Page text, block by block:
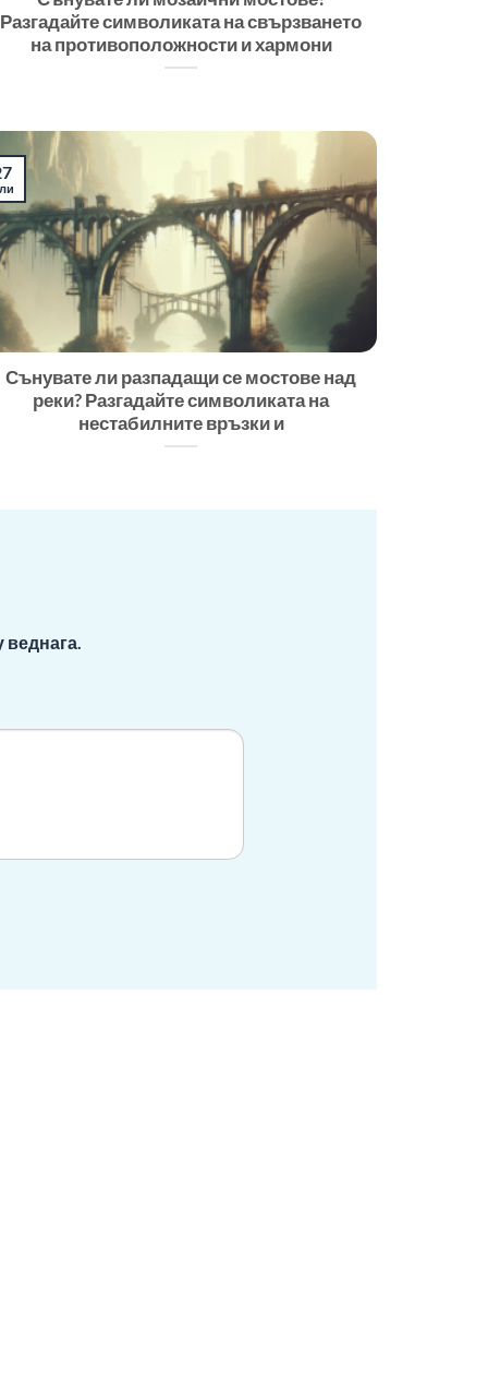
Разгадайте символиката на свързването
на противоположности и хармони
Сънувате ли разпадащи се мостове над
реки? Разгадайте символиката на
нестабилните връзки и